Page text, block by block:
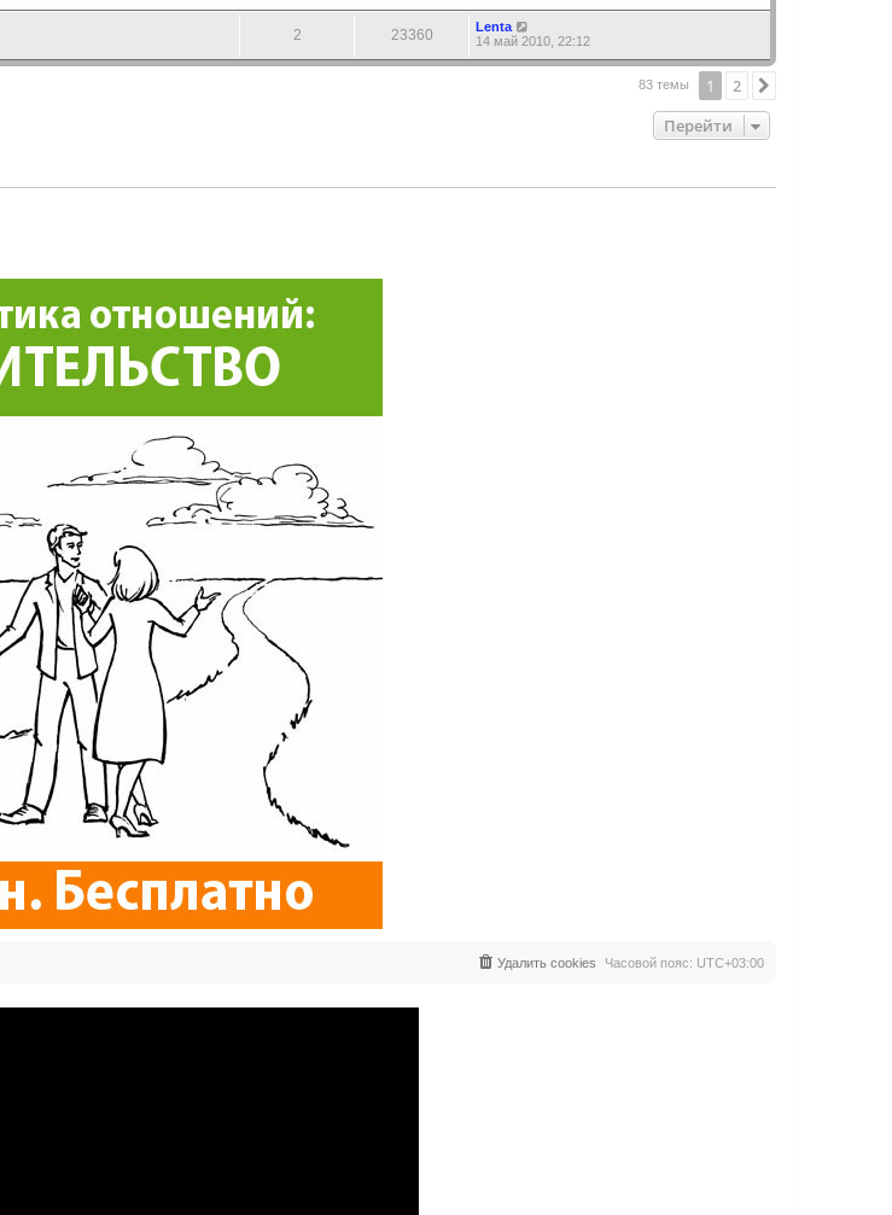
2 23360
Lenta
14 май 2010, 22:12
83 темы 1 2
Перейти
Часовой пояс: UTC+03:00
Удалить cookies